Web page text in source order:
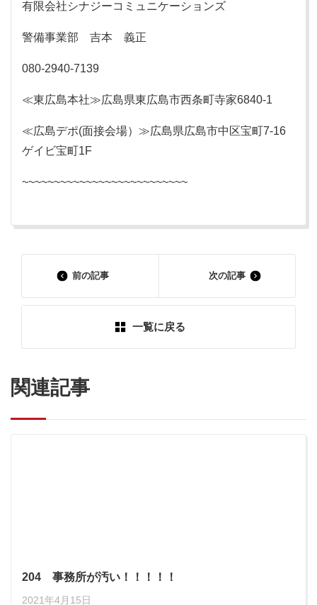
有限会社シナジーコミュニケーションズ
警備事業部 吉本 義正
080-2940-7139
≪東広島本社≫広島県東広島市西条町寺家6840-1
≪広島デポ(面接会場）≫広島県広島市中区宝町7-16
ゲイビ宝町1F
~~~~~~~~~~~~~~~~~~~~~~~~~~
前の記事
一覧に戻る
次の記事
関連記事
204 事務所が汚い！！！！！
2021年4月15日